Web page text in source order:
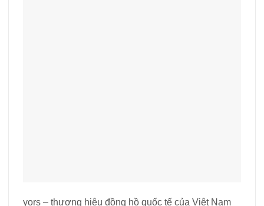
yors – thương hiệu đồng hồ quốc tế của Việt Nam